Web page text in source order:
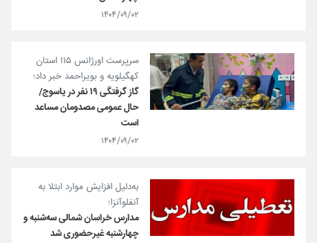
۱۴۰۴/۰۹/۰۲
سرپرست اورژانس ۱۱۵ استان
کهگیلویه و بویراحمد خبر داد؛
گاز گرفتگی ۱۹ نفر در یاسوج/
حال عمومی مصدومان مساعد
است
۱۴۰۴/۰۹/۰۲
به‌دلیل افزایش موارد ابتلا به
آنفلوآنزا؛
مدارس خراسان‌ شمالی سه‌شنبه و
چهارشنبه غیرحضوری شد